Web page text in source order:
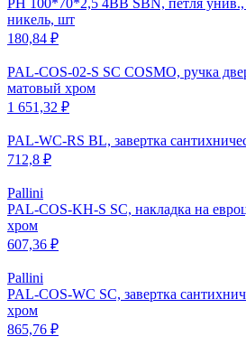
никель, шт
180,84 ₽
PAL-COS-02-S SC COSMO, ручка
матовый хром
1 651,32 ₽
PAL-WC-RS BL, завертка
712,8 ₽
Pallini
PAL-COS-KH-S SC, накладка на
хром
607,36 ₽
Pallini
PAL-COS-WC SC, завертка
хром
865,76 ₽